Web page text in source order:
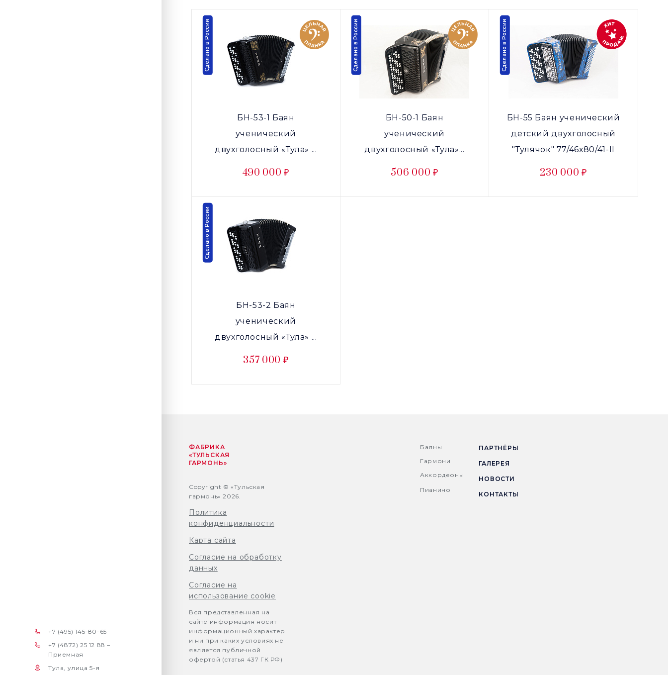
+7 (495) 145-80-65
+7 (4872) 25 12 88 –
Приемная
Тула, улица 5-я
БН-53-1 Баян
ученический
двухголосный «Тула» ...
490 000 ₽
Сделано в России
БН-50-1 Баян
ученический
двухголосный «Тула»...
506 000 ₽
Сделано в России
БН-55 Баян ученический
детский двухголосный
"Тулячок" 77/46х80/41-II
230 000 ₽
Сделано в России
БН-53-2 Баян
ученический
двухголосный «Тула» ...
357 000 ₽
Сделано в России
ФАБРИКА
«ТУЛЬСКАЯ
ГАРМОНЬ»
Copyright © «Тульская
гармонь» 2026.
Политика
конфиденциальности
Карта сайта
Согласие на обработку
данных
Согласие на
использование cookie
Вся представленная на
сайте информация носит
информационный характер
и ни при каких условиях не
является публичной
офертой (статья 437 ГК РФ)
Баяны
Гармони
Аккордеоны
Пианино
ПАРТНЁРЫ
ГАЛЕРЕЯ
НОВОСТИ
КОНТАКТЫ